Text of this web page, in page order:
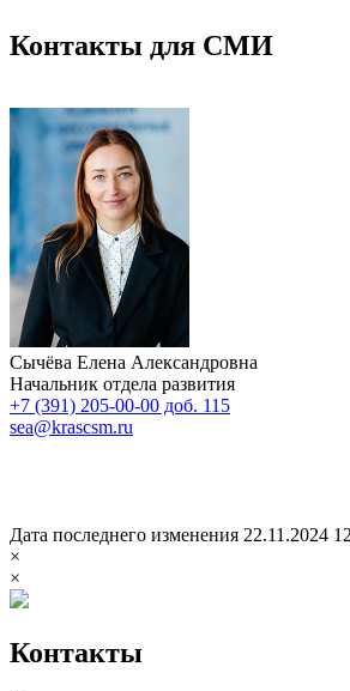
Контакты для СМИ
Сычёва Елена Александровна
Начальник отдела развития
+7 (391) 205-00-00 доб. 115
sea@krascsm.ru
Дата последнего изменения 22.11.2024
×
×
Контакты